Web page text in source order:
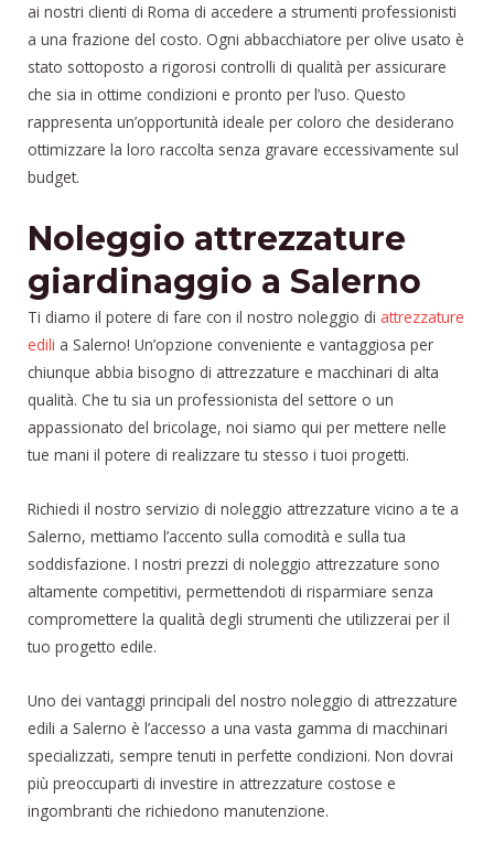
ai nostri clienti di Roma di accedere a strumenti professionisti
a una frazione del costo. Ogni abbacchiatore per olive usato è
stato sottoposto a rigorosi controlli di qualità per assicurare
che sia in ottime condizioni e pronto per l’uso. Questo
rappresenta un’opportunità ideale per coloro che desiderano
ottimizzare la loro raccolta senza gravare eccessivamente sul
budget.
Noleggio attrezzature
giardinaggio a Salerno
Ti diamo il potere di fare con il nostro noleggio di attrezzature
edili a Salerno! Un’opzione conveniente e vantaggiosa per
chiunque abbia bisogno di attrezzature e macchinari di alta
qualità. Che tu sia un professionista del settore o un
appassionato del bricolage, noi siamo qui per mettere nelle
tue mani il potere di realizzare tu stesso i tuoi progetti.
Richiedi il nostro servizio di noleggio attrezzature vicino a te a
Salerno, mettiamo l’accento sulla comodità e sulla tua
soddisfazione. I nostri prezzi di noleggio attrezzature sono
altamente competitivi, permettendoti di risparmiare senza
compromettere la qualità degli strumenti che utilizzerai per il
tuo progetto edile.
Uno dei vantaggi principali del nostro noleggio di attrezzature
edili a Salerno è l’accesso a una vasta gamma di macchinari
specializzati, sempre tenuti in perfette condizioni. Non dovrai
più preoccuparti di investire in attrezzature costose e
ingombranti che richiedono manutenzione.